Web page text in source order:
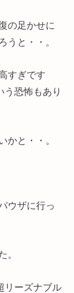
の足かせに
うと・・。
すぎです
う恐怖もあり
かと・・。
ウザに行っ
。
リーズナブル